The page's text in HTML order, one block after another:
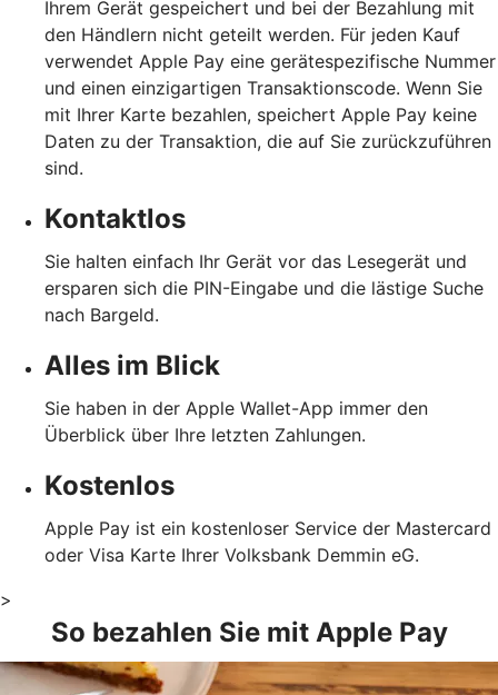
Ihrem Gerät gespeichert und bei der Bezahlung mit
den Händlern nicht geteilt werden. Für jeden Kauf
verwendet Apple Pay eine gerätespezifische Nummer
und einen einzigartigen Transaktionscode. Wenn Sie
mit Ihrer Karte bezahlen, speichert Apple Pay keine
Daten zu der Transaktion, die auf Sie zurückzuführen
sind.
Kontaktlos
Sie halten einfach Ihr Gerät vor das Lesegerät und
ersparen sich die PIN-Eingabe und die lästige Suche
nach Bargeld.
Alles im Blick
Sie haben in der Apple Wallet-App immer den
Überblick über Ihre letzten Zahlungen.
Kostenlos
Apple Pay ist ein kostenloser Service der Mastercard
oder Visa Karte Ihrer Volksbank Demmin eG.
>
So bezahlen Sie mit Apple Pay